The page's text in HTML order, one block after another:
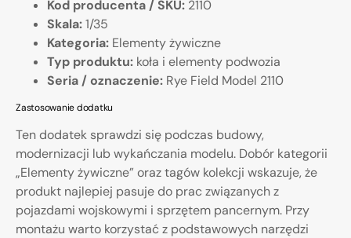
Kod producenta / SKU: 2110
Skala:1/35
Kategoria: Elementy żywiczne
Typ produktu: koła i elementy podwozia
Seria / oznaczenie: Rye Field Model 2110
Zastosowanie dodatku
Ten dodatek sprawdzi się podczas budowy,
modernizacji lub wykańczania modelu. Dobór kategorii
„Elementy żywiczne” oraz tagów kolekcji wskazuje, że
produkt najlepiej pasuje do prac związanych z
pojazdami wojskowymi i sprzętem pancernym. Przy
montażu warto korzystać z podstawowych narzędzi